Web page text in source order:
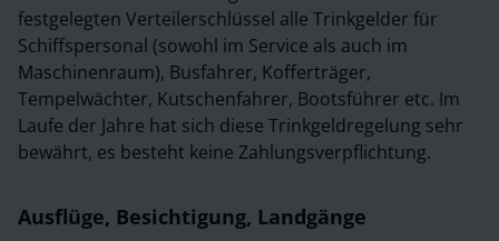
festgelegten Verteilerschlüssel alle Trinkgelder für
Schiffspersonal (sowohl im Service als auch im
Maschinenraum), Busfahrer, Kofferträger,
Tempelwächter, Kutschenfahrer, Bootsführer etc. Im
Laufe der Jahre hat sich diese Trinkgeldregelung sehr
bewährt, es besteht keine Zahlungsverpflichtung.
Ausflüge, Besichtigung, Landgänge